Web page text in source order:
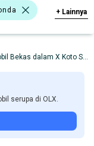
+ Lainnya
Mobil Bekas dalam X Koto Singkarak
serupa di OLX.